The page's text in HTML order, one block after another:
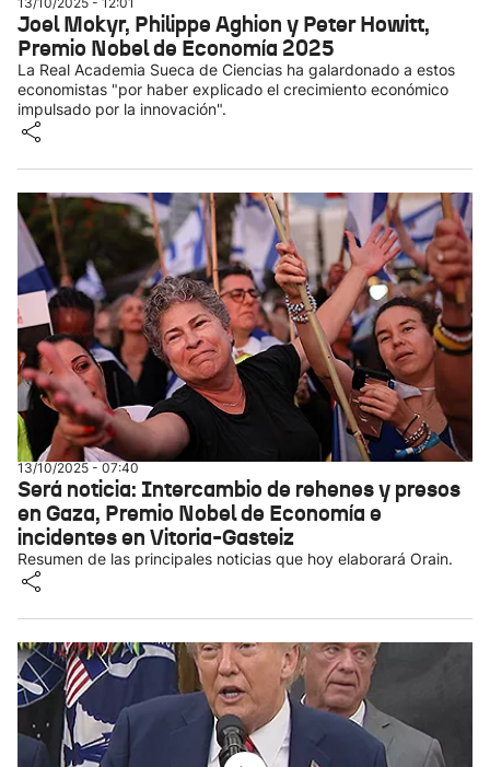
Joel Mokyr, Philippe Aghion y Peter Howitt,
Premio Nobel de Economía 2025
La Real Academia Sueca de Ciencias ha galardonado a estos
economistas "por haber explicado el crecimiento económico
impulsado por la innovación".
13/10/2025 - 07:40
Será noticia: Intercambio de rehenes y presos
en Gaza, Premio Nobel de Economía e
incidentes en Vitoria-Gasteiz
Resumen de las principales noticias que hoy elaborará Orain.